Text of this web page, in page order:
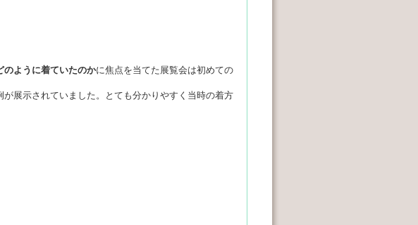
のように着ていたのかに焦点を当てた展覧会は初めての
展示されていました。とても分かりやすく当時の着方